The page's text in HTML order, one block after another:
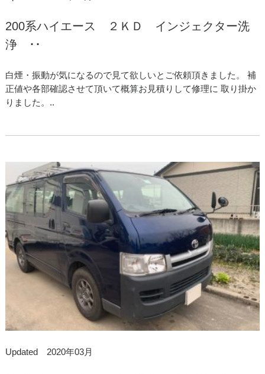
200系ハイエース ２ＫＤ インジェクター洗
浄 ･･
白煙・振動が気になるので見て欲しいとご依頼頂きました。 補
正値や各部確認させて頂いて概算お見積りして修理に 取り掛か
りました。..
Updated 2020年03月